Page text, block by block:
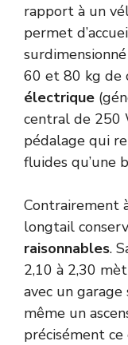
rapport à un
permet
60 et 80 kg de
électrique
central de 250
pédalage qui
fluides qu’une
Contrairement
longtail
raisonnables.
2,10 à 2,30
avec un
même un
précisément